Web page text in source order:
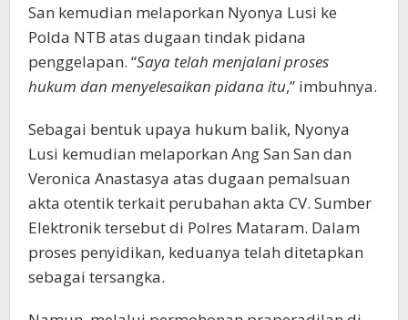
San kemudian melaporkan Nyonya Lusi ke
Polda NTB atas dugaan tindak pidana
penggelapan. “Saya telah menjalani proses
hukum dan menyelesaikan pidana itu,” imbuhnya.
Sebagai bentuk upaya hukum balik, Nyonya
Lusi kemudian melaporkan Ang San San dan
Veronica Anastasya atas dugaan pemalsuan
akta otentik terkait perubahan akta CV. Sumber
Elektronik tersebut di Polres Mataram. Dalam
proses penyidikan, keduanya telah ditetapkan
sebagai tersangka.